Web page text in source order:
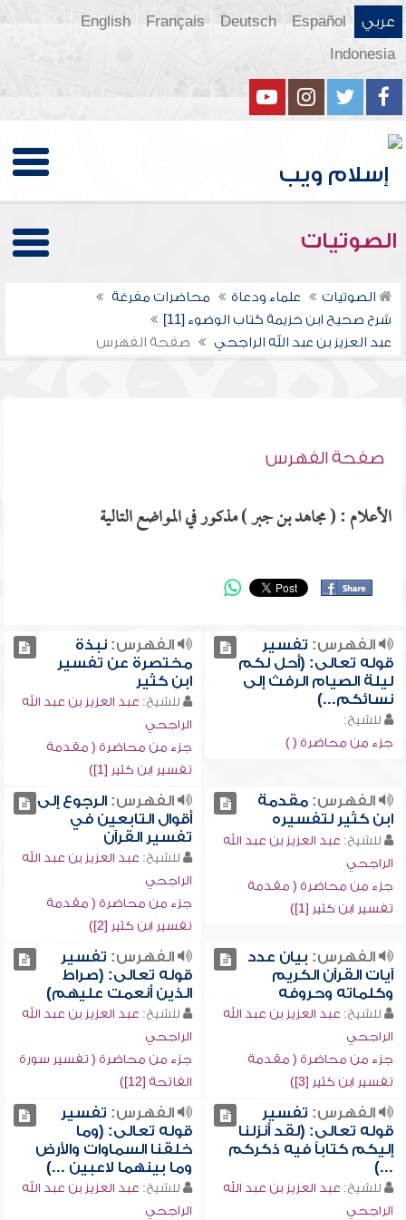
عربي Español
Deutsch
Français
English
Indonesia
الصوتيات
الصوتيات علماء ودعاة
محاضرات مفرغة
شرح صحيح ابن خزيمة كتاب الوضوء [11]
عبد العزيز بن عبد الله الراجحي
صفحة الفهرس
صفحة الفهرس
الأعلام : ( مجاهد بن جبر ) مذكور في المواضع التالية
الفهرس: تفسير
قوله تعالى: (أحل لكم
ليلة الصيام الرفث إلى
نسائكم...)
للشيخ:
جزء من محاضرة ( )
الفهرس:نبذة
مختصرة عن تفسير
ابن كثير
للشيخ: عبد العزيز بن عبد الله
الراجحي
جزء من محاضرة ( مقدمة
تفسير ابن كثير [1])
الفهرس:مقدمة
ابن كثير لتفسيره
للشيخ: عبد العزيز بن عبد الله
الراجحي
جزء من محاضرة ( مقدمة
تفسير ابن كثير [1])
الفهرس:الرجوع إلى
أقوال التابعين في
تفسير القرآن
للشيخ: عبد العزيز بن عبد الله
الراجحي
جزء من محاضرة ( مقدمة
تفسير ابن كثير [2])
الفهرس: بيان عدد
آيات القرآن الكريم
وكلماته وحروفه
للشيخ: عبد العزيز بن عبد الله
الراجحي
جزء من محاضرة ( مقدمة
تفسير ابن كثير [3])
الفهرس: تفسير
قوله تعالى: (صراط
الذين أنعمت عليهم)
للشيخ: عبد العزيز بن عبد الله
الراجحي
جزء من محاضرة ( تفسير سورة
الفاتحة [12])
الفهرس: تفسير
قوله تعالى: (لقد أنزلنا
إليكم كتاباً فيه ذكركم
...)
للشيخ: عبد العزيز بن عبد الله
الراجحي
الفهرس: تفسير
قوله تعالى: (وما
خلقنا السماوات والأرض
وما بينهما لاعبين ...)
للشيخ: عبد العزيز بن عبد الله
الراجحي